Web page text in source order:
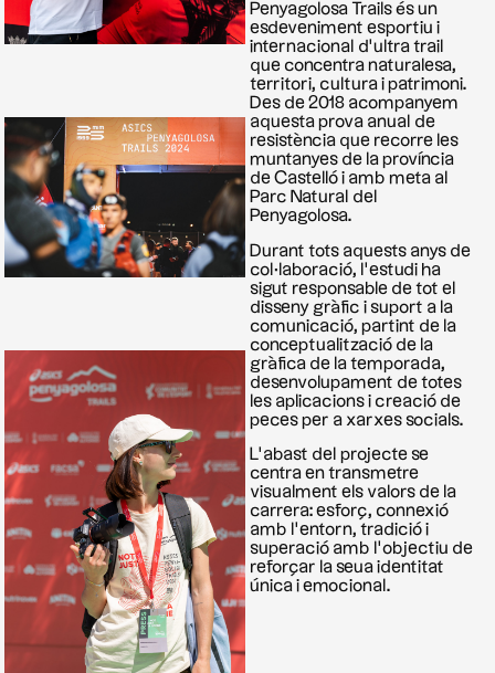
Penyagolosa Trails és un
esdeveniment esportiu i
internacional d’ultra trail
que concentra naturalesa,
territori, cultura i patrimoni.
Des de 2018 acompanyem
aquesta prova anual de
resistència que recorre les
muntanyes de la província
de Castelló i amb meta al
Parc Natural del
Penyagolosa.
Durant tots aquests anys de
col·laboració, l’estudi ha
sigut responsable de tot el
disseny gràfic i suport a la
comunicació, partint de la
conceptualització de la
gràfica de la temporada,
desenvolupament de totes
les aplicacions i creació de
peces per a xarxes socials.
L’abast del projecte se
centra en transmetre
visualment els valors de la
carrera: esforç, connexió
amb l’entorn, tradició i
superació amb l’objectiu de
reforçar la seua identitat
única i emocional.